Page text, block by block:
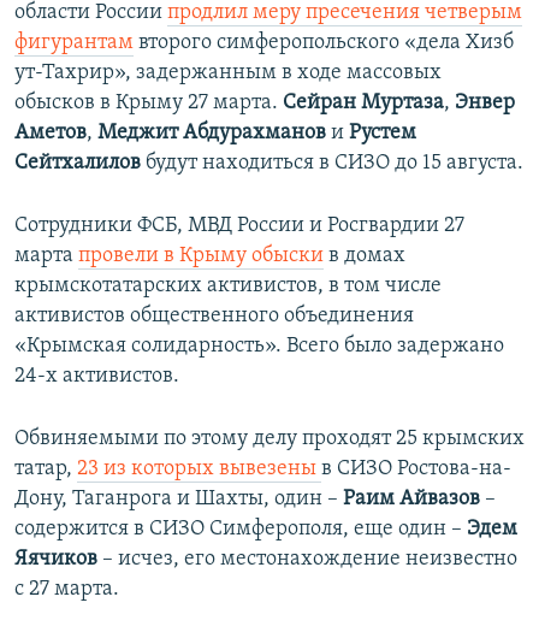
области России продлил меру пресечения четверым
фигурантам второго симферопольского «дела Хизб
ут-Тахрир», задержанным в ходе массовых
обысков в Крыму 27 марта. Сейран Муртаза, Энвер
Аметов, Меджит Абдурахманов и Рустем
Сейтхалилов будут находиться в СИЗО до 15 августа.
Сотрудники ФСБ, МВД России и Росгвардии 27
марта провели в Крыму обыски в домах
крымскотатарских активистов, в том числе
активистов общественного объединения
«Крымская солидарность». Всего было задержано
24-х активистов.
Обвиняемыми по этому делу проходят 25 крымских
татар, 23 из которых вывезены в СИЗО Ростова-на-
Дону, Таганрога и Шахты, один – Раим Айвазов –
содержится в СИЗО Симферополя, еще один – Эдем
Яячиков – исчез, его местонахождение неизвестно
с 27 марта.